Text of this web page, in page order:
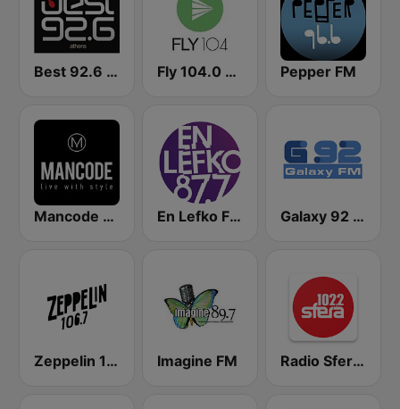
Best 92.6 FM Fly 104.0 FM Pepper FM
Mancode Radio En Lefko FM (εν λευκω) Galaxy 92 FM
Zeppelin 106.7 FM Imagine FM Radio Sfera 102.2 FM